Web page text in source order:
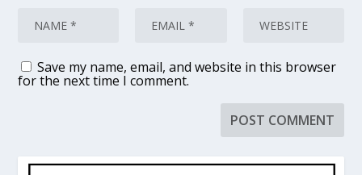
Save my name, email, and website in this browser
for the next time I comment.